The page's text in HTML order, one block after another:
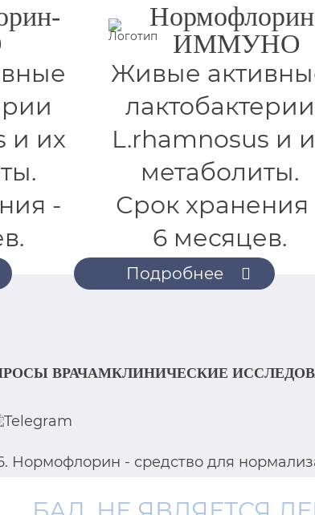
и их
-
Подробнее
ИММУНО
Живые
лактобактерии
L.rhamnosus и
метаболиты.
Срок хранения
6 месяцев.
ВРАЧАМКЛИНИЧЕСКИЕ
Нормофлорин - средство для